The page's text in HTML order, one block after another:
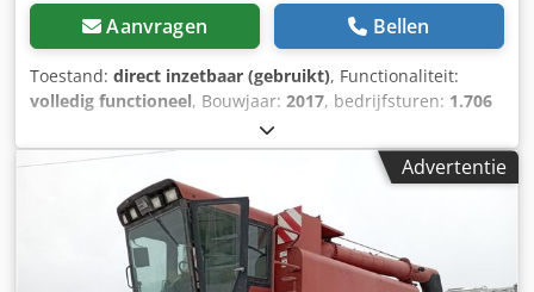
Aanvragen Bellen
Toestand: direct inzetbaar (gebruikt), Functionaliteit:
volledig functioneel, Bouwjaar: 2017, bedrijfsturen: 1.706
366 kW (497,62 pk)
maximale snelheid:30 km/h, eerste registratie:07/2017,
volgende keuring (TÜV):
, achterbandmaat:500/85
, machine-/voertuignummer: YHG233775
aanhangwagenkoppeling, airconditioning, cabine,
koolzaadsnijder, verlichting, Namens een bevoegde partij
bieden wij hierbij het volgende gebruikte artikel te koop
Advertentie